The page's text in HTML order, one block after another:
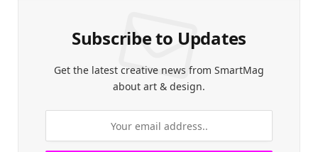
Subscribe to Updates
Get the latest creative news from SmartMag
about art & design.